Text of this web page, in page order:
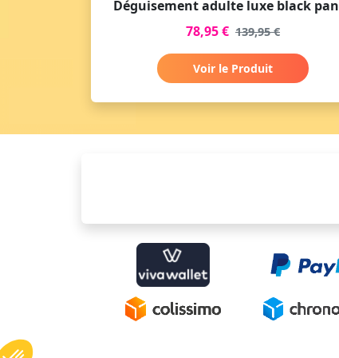
78,95 € 139,95 €
Voir le Produit